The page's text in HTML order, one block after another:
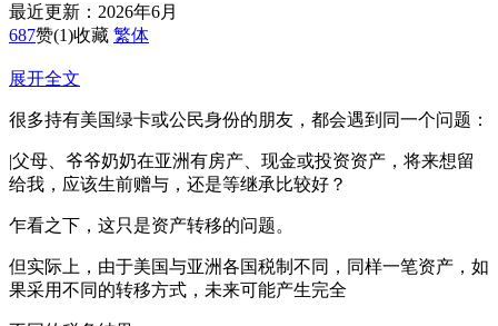
最近更新：2026年6月
687赞(1)收藏 繁体
展开全文
很多持有美国绿卡或公民身份的朋友，都会遇到同一个问题：
|父母、爷爷奶奶在亚洲有房产、现金或投资资产，将来想留
给我，应该生前赠与，还是等继承比较好？
乍看之下，这只是资产转移的问题。
但实际上，由于美国与亚洲各国税制不同，同样一笔资产，如
果采用不同的转移方式，未来可能产生完全